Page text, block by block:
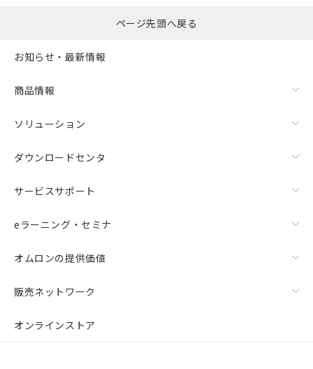
ページ先頭へ戻る
お知らせ・最新情報
商品情報
ソリューション
ダウンロードセンタ
サービスサポート
eラーニング・セミナ
オムロンの提供価値
販売ネットワーク
オンラインストア